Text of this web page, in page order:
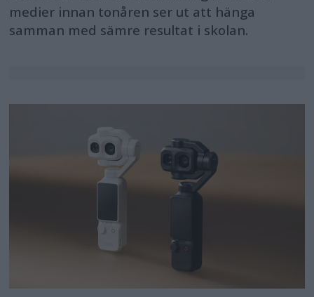
medier innan tonåren ser ut att hänga
samman med sämre resultat i skolan.